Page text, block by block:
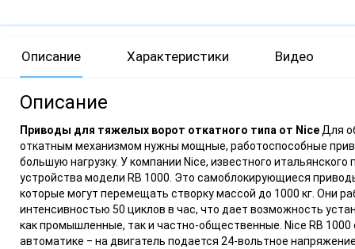
Описание Характеристики Видео
Описание
Приводы для тяжелых ворот откатного типа от Nice Для
откатным механизмом нужны мощные, работоспособные
большую нагрузку. У компании Nice, известного
устройства модели RB 1000. Это самоблокирующиеся
которые могут перемещать створку массой до 1000 кг. Они
интенсивностью 50 циклов в час, что дает возможность
как промышленные, так и частно-общественные. Nice RB 1000
автоматике ‒ на двигатель подается 24-вольтное